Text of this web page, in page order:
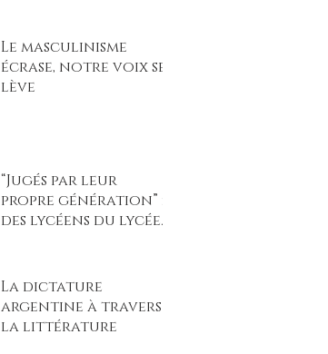
femmes »
Le masculinisme
écrase, notre voix se
lève
“Jugés par leur
propre génération” :
des lycéens du lycée
climatique
percutant
La dictature
argentine à travers
la littérature